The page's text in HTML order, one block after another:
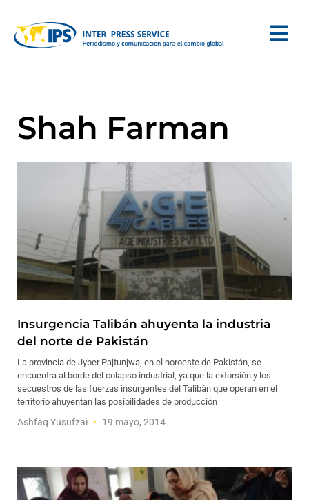
Shah Farman
Insurgencia Talibán ahuyenta la industria
del norte de Pakistán
La provincia de Jyber Pajtunjwa, en el noroeste de Pakistán, se
encuentra al borde del colapso industrial, ya que la extorsión y los
secuestros de las fuerzas insurgentes del Talibán que operan en el
territorio ahuyentan las posibilidades de producción
Ashfaq Yusufzai 19 mayo, 2014